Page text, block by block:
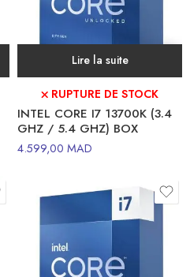
Lire la suite
⛌ RUPTURE DE STOCK
INTEL CORE I7 13700K (3.4
GHZ / 5.4 GHZ) BOX
4.599,00 MAD